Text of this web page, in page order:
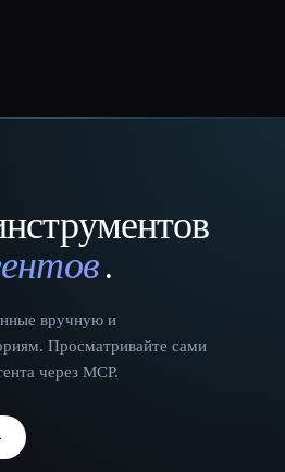
.
вручную и
Просматривайте сами
через MCP.